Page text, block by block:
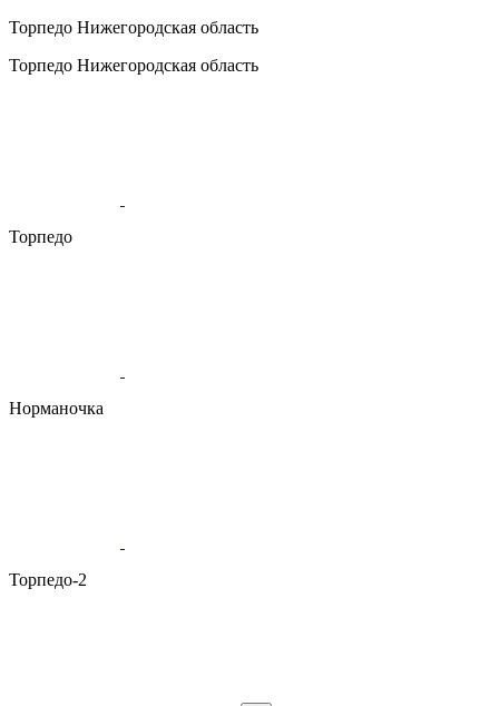
Торпедо Нижегородская область
Торпедо Нижегородская область
Торпедо
Норманочка
Торпедо-2